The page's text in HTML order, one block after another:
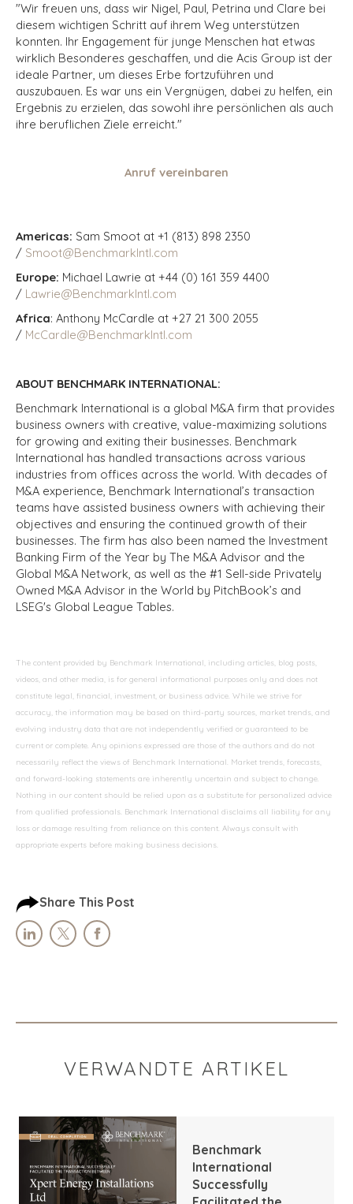
"Wir freuen uns, dass wir Nigel, Paul, Petrina und Clare bei
diesem wichtigen Schritt auf ihrem Weg unterstützen
konnten. Ihr Engagement für junge Menschen hat etwas
wirklich Besonderes geschaffen, und die Acis Group ist der
ideale Partner, um dieses Erbe fortzuführen und
auszubauen. Es war uns ein Vergnügen, dabei zu helfen, ein
Ergebnis zu erzielen, das sowohl ihre persönlichen als auch
ihre beruflichen Ziele erreicht."
Anruf vereinbaren
Americas: Sam Smoot at +1 (813) 898 2350
/ Smoot@BenchmarkIntl.com
Europe: Michael Lawrie at +44 (0) 161 359 4400
/ Lawrie@BenchmarkIntl.com
Africa: Anthony McCardle at +27 21 300 2055
/ McCardle@BenchmarkIntl.com
ABOUT BENCHMARK INTERNATIONAL:
Benchmark International is a global M&A firm that provides
business owners with creative, value-maximizing solutions
for growing and exiting their businesses. Benchmark
International has handled transactions across various
industries from offices across the world. With decades of
M&A experience, Benchmark International’s transaction
teams have assisted business owners with achieving their
objectives and ensuring the continued growth of their
businesses. The firm has also been named the Investment
Banking Firm of the Year by The M&A Advisor and the
Global M&A Network, as well as the #1 Sell-side Privately
Owned M&A Advisor in the World by PitchBook’s and
LSEG's Global League Tables.
The content provided by Benchmark International, including articles, blog posts,
videos, and other media, is for general informational purposes only and does not
constitute legal, financial, investment, or business advice. While we strive for
accuracy, the information may be based on third-party sources, market trends, and
evolving industry data that are not independently verified or guaranteed to be
current or complete. Any opinions expressed are those of the authors and do not
necessarily reflect the views of Benchmark International. Market trends, forecasts,
and forward-looking statements are inherently uncertain and subject to change.
Nothing in our content should be relied upon as a substitute for personalized advice
from qualified professionals. Benchmark International disclaims all liability for any
loss or damage resulting from reliance on this content. Always consult with
appropriate experts before making business decisions.
Share This Post
VERWANDTE ARTIKEL
Benchmark
International
Successfully